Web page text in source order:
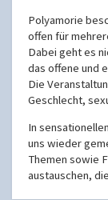
Polyamorie
offen für
Dabei geht es
das offene und
Die
Geschlecht,
In
uns wieder
Themen sowie
austauschen,